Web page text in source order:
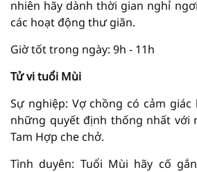
nhiên hãy dành thời gian nghỉ
các hoạt động thư giãn.
Giờ tốt trong ngày: 9h - 11h
Tử vi tuổi Mùi
Sự nghiệp: Vợ chồng có cảm
những quyết định thống nhất với
Tam Hợp che chở.
Tình duyên: Tuổi Mùi hãy cố